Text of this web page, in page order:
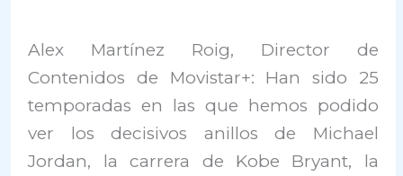
Alex Martínez Roig, Director de
Contenidos de Movistar+: Han sido 25
temporadas en las que hemos podido
ver los decisivos anillos de Michael
Jordan, la carrera de Kobe Bryant, la